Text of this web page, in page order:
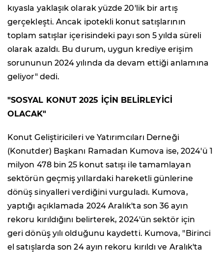
kıyasla yaklaşık olarak yüzde 20'lik bir artış
gerçekleşti. Ancak ipotekli konut satışlarının
toplam satışlar içerisindeki payı son 5 yılda süreli
olarak azaldı. Bu durum, uygun krediye erişim
sorununun 2024 yılında da devam ettiği anlamına
geliyor" dedi.
"SOSYAL KONUT 2025 İÇİN BELİRLEYİCİ
OLACAK"
Konut Geliştiricileri ve Yatırımcıları Derneği
(Konutder) Başkanı Ramadan Kumova ise, 2024'ü 1
milyon 478 bin 25 konut satışı ile tamamlayan
sektörün geçmiş yıllardaki hareketli günlerine
dönüş sinyalleri verdiğini vurguladı. Kumova,
yaptığı açıklamada 2024 Aralık'ta son 36 ayın
rekoru kırıldığını belirterek, 2024'ün sektör için
geri dönüş yılı olduğunu kaydetti. Kumova, "Birinci
el satışlarda son 24 ayın rekoru kırıldı ve Aralık'ta